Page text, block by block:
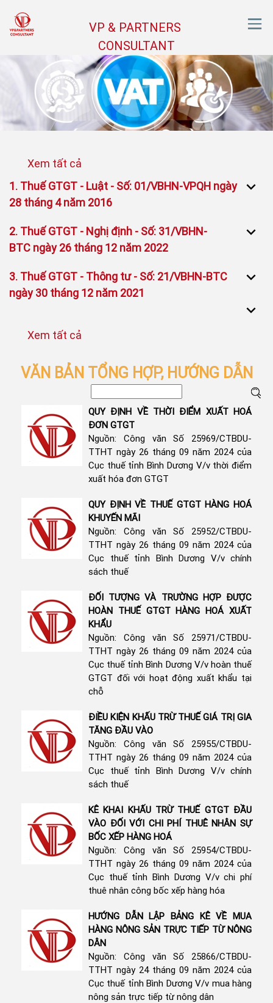
VP & PARTNERS
CONSULTANT
1. Thuế GTGT - Luật - Số: 01/VBHN-VPQH ngày
28 tháng 4 năm 2016
2. Thuế GTGT - Nghị định - Số: 31/VBHN-
BTC ngày 26 tháng 12 năm 2022
3. Thuế GTGT - Thông tư - Số: 21/VBHN-BTC
ngày 30 tháng 12 năm 2021
VĂN BẢN TỔNG HỢP, HƯỚNG DẪN
QUY ĐỊNH VỀ THỜI ĐIỂM XUẤT HOÁ
ĐƠN GTGT
Nguồn: Công văn Số 25969/CTBDU-
TTHT ngày 26 tháng 09 năm 2024 của
Cục thuế tỉnh Bình Dương V/v thời điểm
xuất hóa đơn GTGT
QUY ĐỊNH VỀ THUẾ GTGT HÀNG HOÁ
KHUYẾN MÃI
Nguồn: Công văn Số 25952/CTBDU-
TTHT ngày 26 tháng 09 năm 2024 của
Cục thuế tỉnh Bình Dương V/v chính
sách thuế
ĐỐI TƯỢNG VÀ TRƯỜNG HỢP ĐƯỢC
HOÀN THUẾ GTGT HÀNG HOÁ XUẤT
KHẨU
Nguồn: Công văn Số 25971/CTBDU-
TTHT ngày 26 tháng 09 năm 2024 của
Cục thuế tỉnh Bình Dương V/v hoàn thuế
GTGT đối với hoạt động xuất khẩu tại
chỗ
ĐIỀU KIỆN KHẤU TRỪ THUẾ GIÁ TRỊ GIA
TĂNG ĐẦU VÀO
Nguồn: Công văn Số 25955/CTBDU-
TTHT ngày 26 tháng 09 năm 2024 của
Cục thuế tỉnh Bình Dương V/v chính
sách thuế
KÊ KHAI KHẤU TRỪ THUẾ GTGT ĐẦU
VÀO ĐỐI VỚI CHI PHÍ THUÊ NHÂN SỰ
BỐC XẾP HÀNG HOÁ
Nguồn: Công văn Số 25954/CTBDU-
TTHT ngày 26 tháng 09 năm 2024 của
Cục thuế tỉnh Bình Dương V/v chi phí
thuê nhân công bốc xếp hàng hóa
HƯỚNG DẪN LẬP BẢNG KÊ VỀ MUA
HÀNG NÔNG SẢN TRỰC TIẾP TỪ NÔNG
DÂN
Nguồn: Công văn Số 25866/CTBDU-
TTHT ngày 24 tháng 09 năm 2024 của
Cục thuế tỉnh Bình Dương V/v mua hàng
nông sản trực tiếp từ nông dân